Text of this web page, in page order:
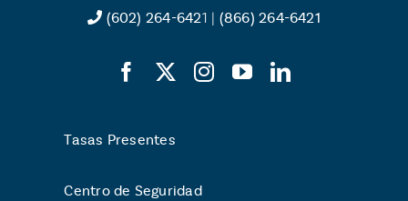
(602) 264-6421 | (866) 264-6421
Tasas Presentes
Centro de Seguridad